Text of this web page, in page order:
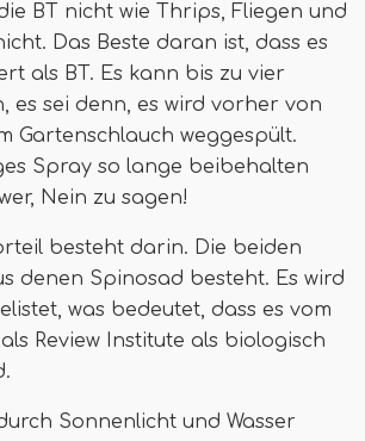
BT nicht wie Thrips, Fliegen und
Das Beste daran ist, dass es
als BT. Es kann bis zu vier
es sei denn, es wird vorher von
Gartenschlauch weggespült.
Spray so lange beibehalten
Nein zu sagen!
besteht darin. Die beiden
denen Spinosad besteht. Es wird
was bedeutet, dass es vom
Review Institute als biologisch
Sonnenlicht und Wasser